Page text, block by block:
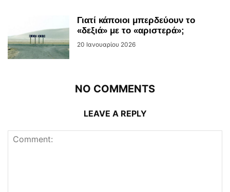
Γιατί κάποιοι μπερδεύουν το
«δεξιά» με το «αριστερά»;
20 Ιανουαρίου 2026
NO COMMENTS
LEAVE A REPLY